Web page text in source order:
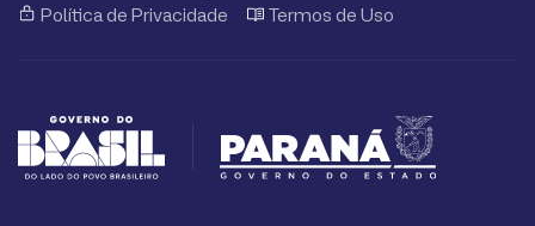
Política de Privacidade
Termos de Uso